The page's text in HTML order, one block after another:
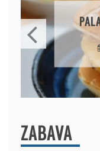
BRZI
ZABAVA